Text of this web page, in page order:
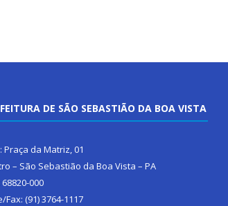
DE SÃO SEBASTIÃO DA BOA VISTA
Praça da Matriz, 01
– São Sebastião da Boa Vista – PA
68820-000
Fax: (91) 3764-1117